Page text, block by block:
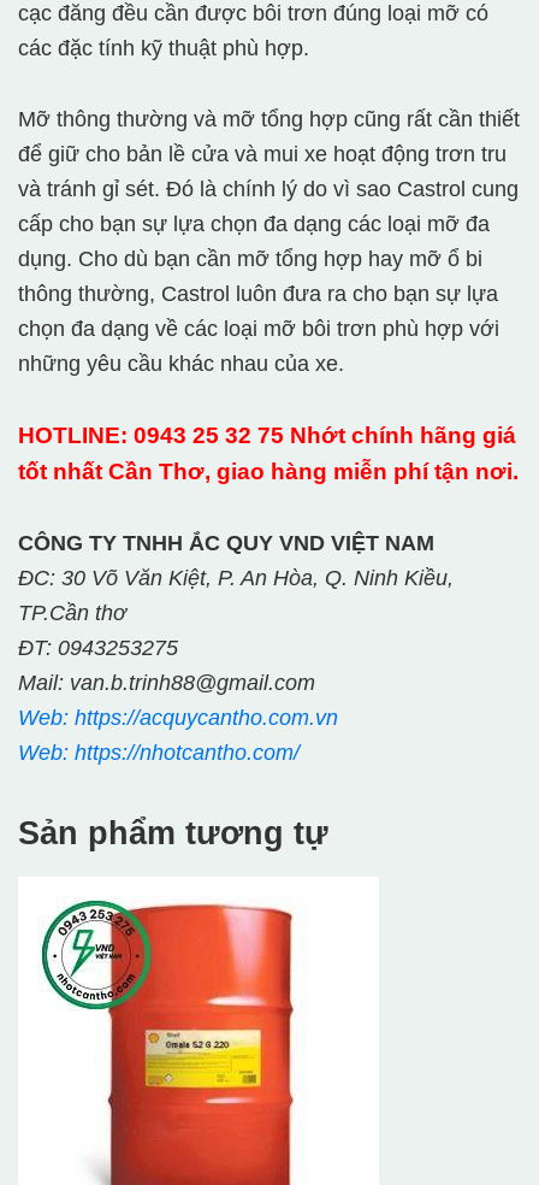
cạc đăng đều cần được bôi trơn đúng loại mỡ có
các đặc tính kỹ thuật phù hợp.
Mỡ thông thường và mỡ tổng hợp cũng rất cần thiết
để giữ cho bản lề cửa và mui xe hoạt động trơn tru
và tránh gỉ sét. Đó là chính lý do vì sao Castrol cung
cấp cho bạn sự lựa chọn đa dạng các loại mỡ đa
dụng. Cho dù bạn cần mỡ tổng hợp hay mỡ ổ bi
thông thường, Castrol luôn đưa ra cho bạn sự lựa
chọn đa dạng về các loại mỡ bôi trơn phù hợp với
những yêu cầu khác nhau của xe.
HOTLINE: 0943 25 32 75 Nhớt chính hãng giá
tốt nhất Cần Thơ, giao hàng miễn phí tận nơi.
CÔNG TY TNHH ẮC QUY VND VIỆT NAM
ĐC: 30 Võ Văn Kiệt, P. An Hòa, Q. Ninh Kiều,
TP.Cần thơ
ĐT: 0943253275
Mail: van.b.trinh88@gmail.com
Web: https://acquycantho.com.vn
Web: https://nhotcantho.com/
Sản phẩm tương tự